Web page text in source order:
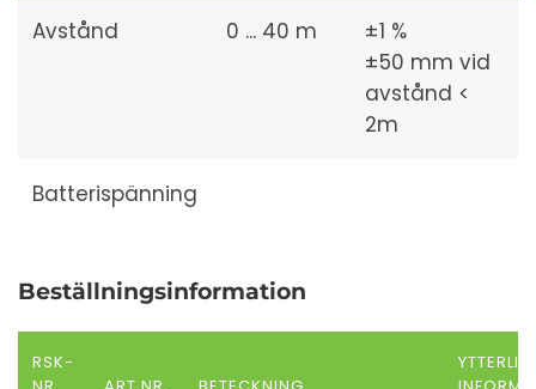
Avstånd 0 ... 40 m
±1 %
±50 mm vid
avstånd <
2m
Batterispänning
Beställningsinformation
RSK-